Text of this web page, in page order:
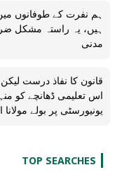
ہم نفرت کے طوفانوں
ہیں، یہ راستہ مشکل
مدنی
قانون کا نفاذ درست
اس تعلیمی ڈھانچے کو
یونیورسٹی پر بولے
TOP SEARCHES